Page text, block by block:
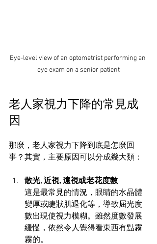
Eye-level view of an optometrist performing an
eye exam on a senior patient
老人家視力下降的常見成
因
那麼，老人家視力下降到底是怎麼回
事？其實，主要原因可以分成幾大類：
散光, 近視, 遠視或老花度數
這是最常見的情況，眼睛的水晶體
變厚或睫狀肌退化等，導致屈光度
數出現使視力模糊。雖然度數發展
緩慢，依然令人覺得看東西有點霧
霧的。